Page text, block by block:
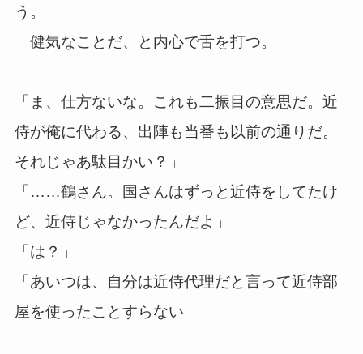
う。
健気なことだ、と内心で舌を打つ。
「ま、仕方ないな。これも二振目の意思だ。近
侍が俺に代わる、出陣も当番も以前の通りだ。
それじゃあ駄目かい？」
「……鶴さん。国さんはずっと近侍をしてたけ
ど、近侍じゃなかったんだよ」
「は？」
「あいつは、自分は近侍代理だと言って近侍部
屋を使ったことすらない」